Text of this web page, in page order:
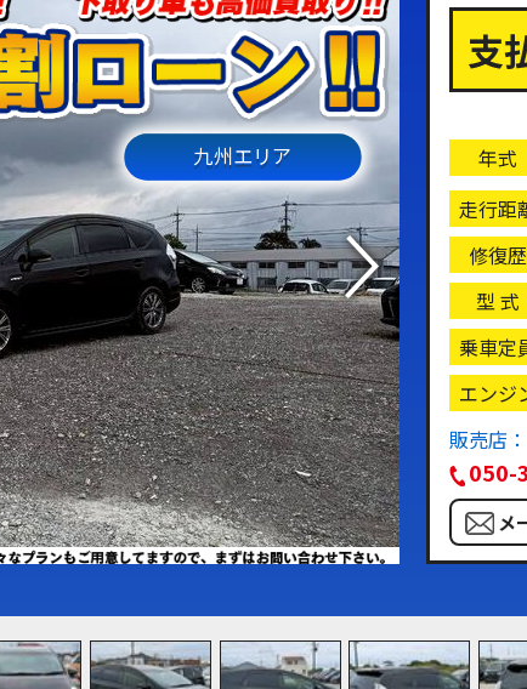
九州エリア
支
年式
走行距
修復歴
型 式
乗車定
エンジ
販売店
050-
メ